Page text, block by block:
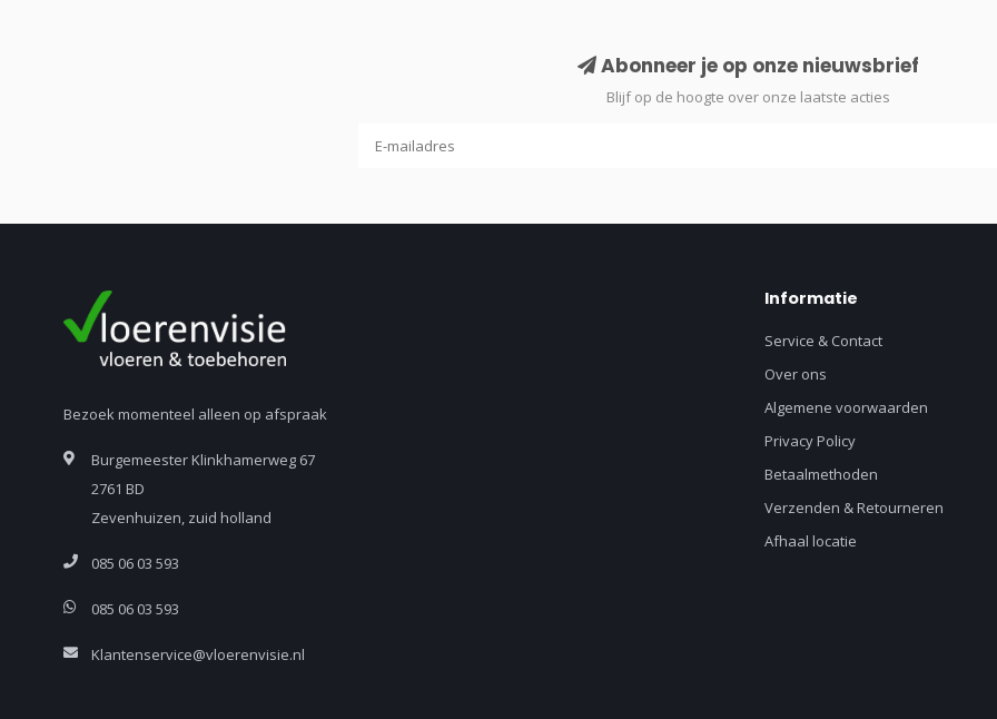
Abonneer je op onze nieuwsbrief
Blijf op de hoogte over onze laatste acties
Bezoek momenteel alleen op afspraak
Burgemeester Klinkhamerweg 67
2761 BD
Zevenhuizen, zuid holland
085 06 03 593
085 06 03 593
Klantenservice@vloerenvisie.nl
Informatie
Service & Contact
Over ons
Algemene voorwaarden
Privacy Policy
Betaalmethoden
Verzenden & Retourneren
Afhaal locatie